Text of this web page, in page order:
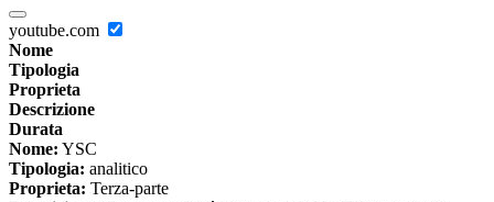
youtube.com
Nome
Tipologia
Proprieta
Descrizione
Durata
Nome: YSC
Tipologia: analitico
Proprieta: Terza-parte